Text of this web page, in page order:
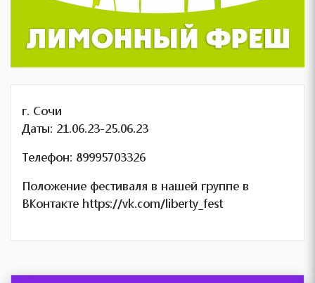
г. Сочи
Даты: 21.06.23-25.06.23
Телефон: 89995703326
Положение фестиваля в нашей группе в
ВКонтакте https://vk.com/liberty_fest